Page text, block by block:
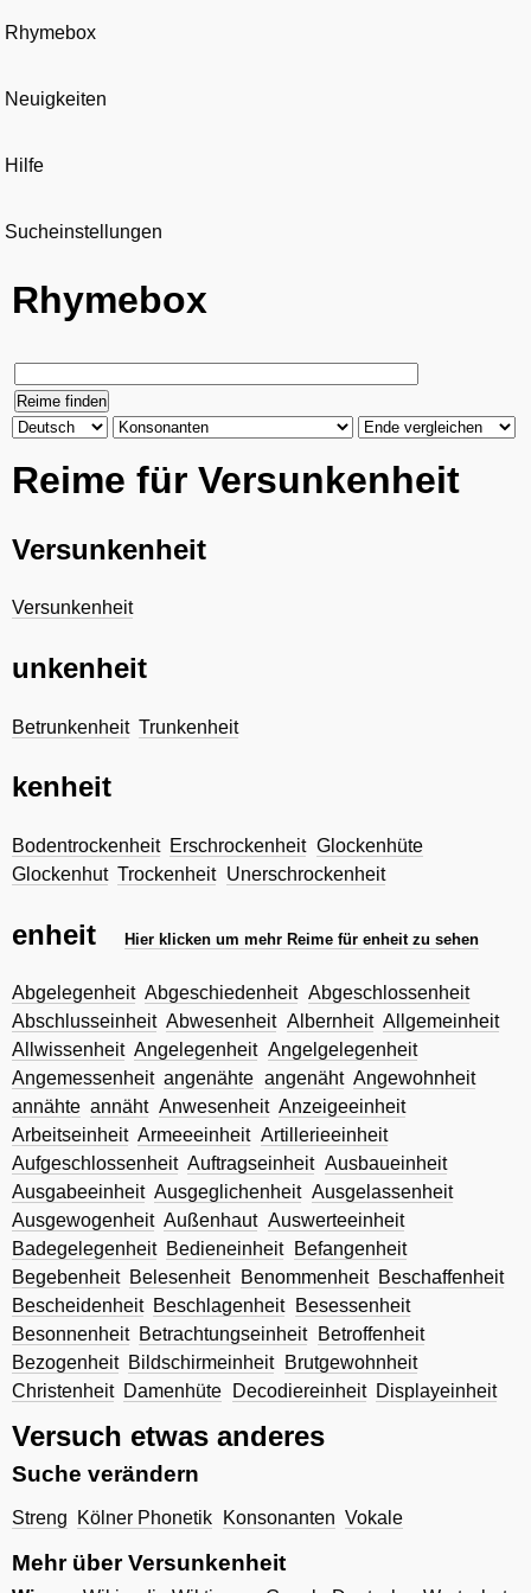
Rhymebox
Neuigkeiten
Hilfe
Sucheinstellungen
Rhymebox
Reime für Versunkenheit
Versunkenheit
Versunkenheit
unkenheit
Betrunkenheit Trunkenheit
kenheit
Bodentrockenheit Erschrockenheit Glockenhüte
Glockenhut Trockenheit Unerschrockenheit
enheit Hier klicken um mehr Reime für enheit zu sehen
Abgelegenheit Abgeschiedenheit Abgeschlossenheit
Abschlusseinheit Abwesenheit Albernheit Allgemeinheit
Allwissenheit Angelegenheit Angelgelegenheit
Angemessenheit angenähte angenäht Angewohnheit
annähte annäht Anwesenheit Anzeigeeinheit
Arbeitseinheit Armeeeinheit Artillerieeinheit
Aufgeschlossenheit Auftragseinheit Ausbaueinheit
Ausgabeeinheit Ausgeglichenheit Ausgelassenheit
Ausgewogenheit Außenhaut Auswerteeinheit
Badegelegenheit Bedieneinheit
Befangenheit
Begebenheit Belesenheit Benommenheit Beschaffenheit
Bescheidenheit Beschlagenheit
Besessenheit
Besonnenheit Betrachtungseinheit
Betroffenheit
Bezogenheit Bildschirmeinheit
Brutgewohnheit
Christenheit Damenhüte Decodiereinheit Displayeinheit
Versuch etwas anderes
Suche verändern
Streng Kölner Phonetik Konsonanten Vokale
Mehr über Versunkenheit